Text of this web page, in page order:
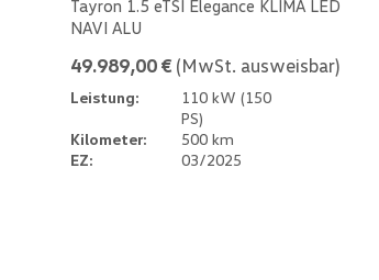
Tayron 1.5 eTSI Elegance KLIMA LED
NAVI ALU
49.989,00 € (MwSt. ausweisbar)
Leistung:
110 kW (150
PS)
Kilometer:
500 km
EZ:
03/2025